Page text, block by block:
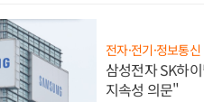
전자·전기·정보통신
삼성전자 SK하
지속성 의문"